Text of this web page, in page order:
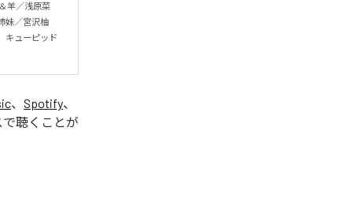
羊／浅原菜
妹／宮沢柚
キューピッド
、 Spotify、
聴くことが